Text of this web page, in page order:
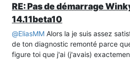
  ValueList *next; // next element
  uint8_t checksum;// checksum
uint8_t flags;   // specific
char  * name;    // LABEL of
  char  * value;   // value
};
RE: Pas de démarrage
14.11beta10
@EliasMM Alors la je suis assez
de ton diagnostic remonté parce
figure toi que j'ai (j'avais)